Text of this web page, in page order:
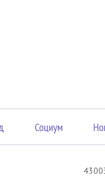
Социум